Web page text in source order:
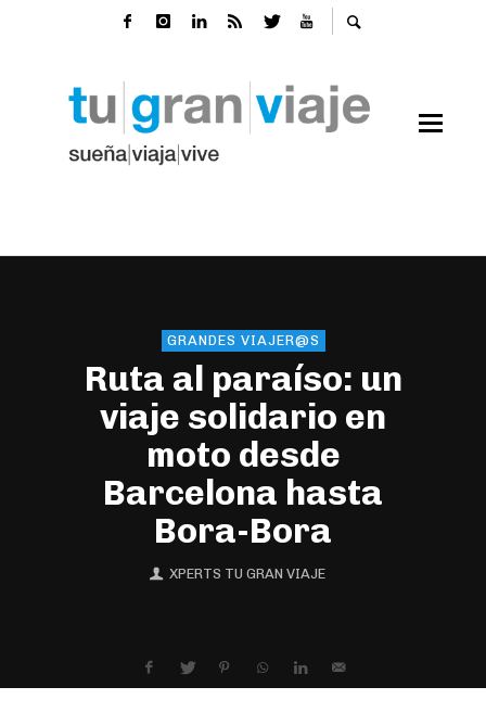
GRANDES VIAJER@S
Ruta al paraíso: un
viaje solidario en
moto desde
Barcelona hasta
Bora-Bora
XPERTS TU GRAN VIAJE